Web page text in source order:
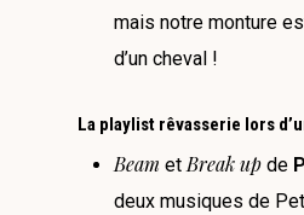
mais notre monture
d’un cheval !
La playlist rêvasserie lors
Beam etBreak up de
deux musiques de